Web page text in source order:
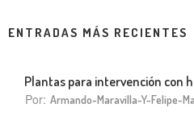
ENTRADAS MÁS RECIENTES
Plantas para intervención con
Por: Armando-Maravilla-Y-Felipe-